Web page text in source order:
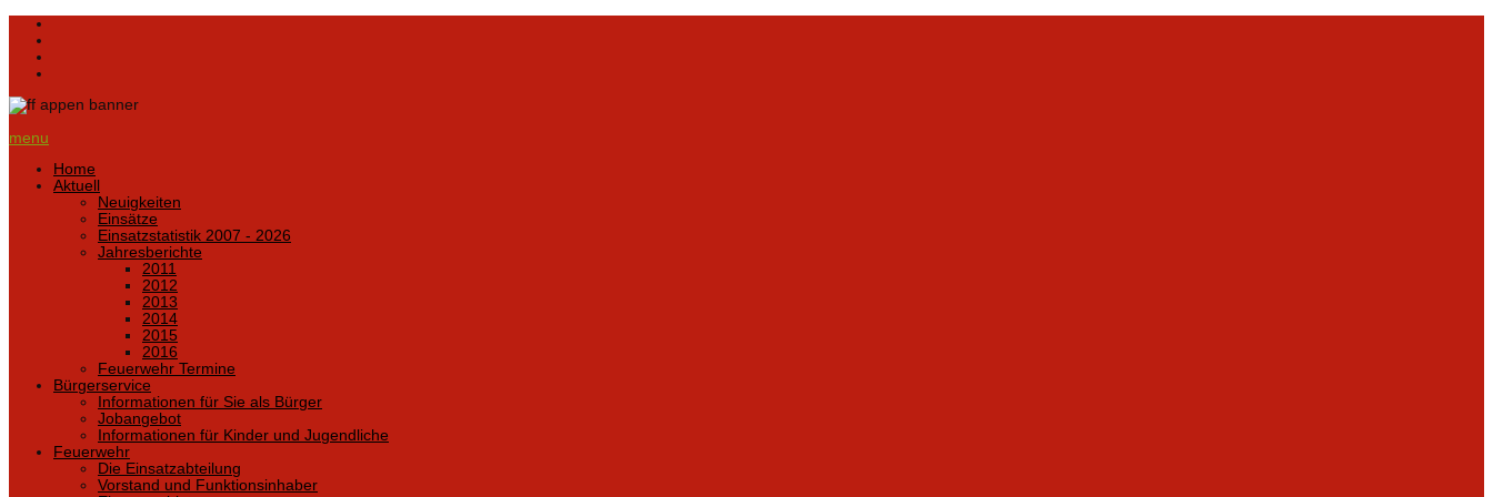
menu
Home
Aktuell
Neuigkeiten
Einsätze
Einsatzstatistik 2007 - 2026
Jahresberichte
2011
2012
2013
2014
2015
2016
Feuerwehr Termine
Bürgerservice
Informationen für Sie als Bürger
Jobangebot
Informationen für Kinder und Jugendliche
Feuerwehr
Die Einsatzabteilung
Vorstand und Funktionsinhaber